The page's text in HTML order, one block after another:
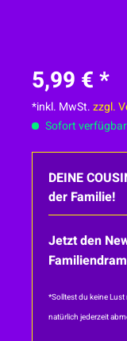
5,99 € *
*inkl. MwSt.zzgl.
Sofort
DEINE
der Familie!
Jetzt den
*Solltest du keine
natürlich jederzeit